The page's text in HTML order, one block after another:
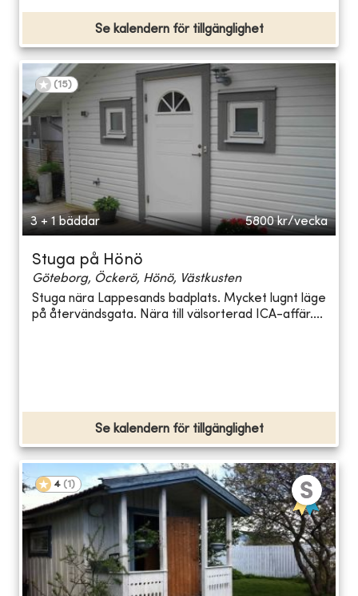
Se kalendern för tillgänglighet
(15)
3 + 1 bäddar 5800 kr/vecka
Stuga på Hönö
Göteborg, Öckerö, Hönö, Västkusten
Stuga nära Lappesands badplats. Mycket lugnt läge
på återvändsgata. Nära till välsorterad ICA-affär....
Se kalendern för tillgänglighet
4 (1 )